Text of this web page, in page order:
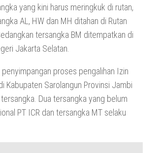
yang kini harus meringkuk di rutan,
AL, HW dan MH ditahan di Rutan
tersangka BM ditempatkan di
Jakarta Selatan.
proses pengalihan Izin
Kabupaten Sarolangun Provinsi Jambi
Dua tersangka yang belum
PT ICR dan tersangka MT selaku